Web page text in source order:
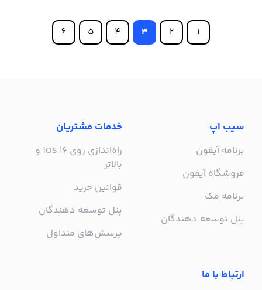
1
2
3
4
5
6
سیب اپ
برنامه آیفون
فروشگاه آیفون
برنامه مک
پنل توسعه دهندگان
خدمات مشتریان
راه‌اندازی روی iOS 16 و
بالاتر
قوانین خرید
پنل توسعه دهندگان
پرسش‌های متداول
ارتباط با ما